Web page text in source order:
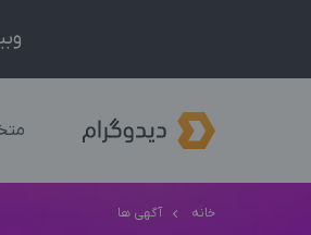
وبینار
خانه آگهی ها